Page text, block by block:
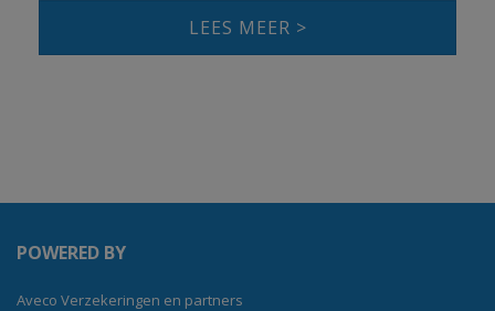
LEES MEER >
POWERED BY
Aveco Verzekeringen en partners